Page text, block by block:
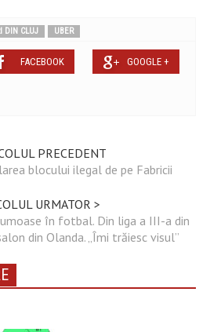
DIN CLUJ UBER
FACEBOOK GOOGLE +
PRECEDENT
blocului ilegal de pe Fabricii
URMATOR >
în fotbal. Din liga a III-a din
din Olanda. „Îmi trăiesc visul”